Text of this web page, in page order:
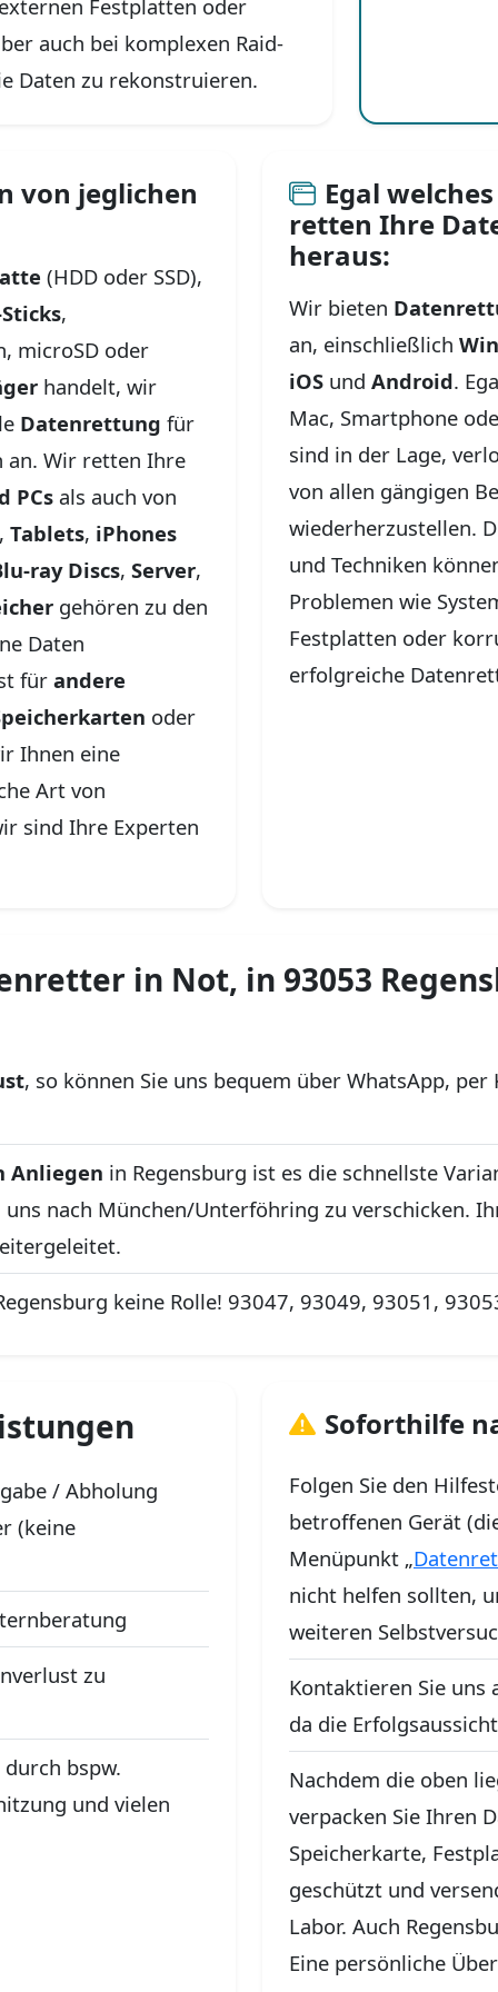
Festplatten oder
auch bei komplexen Raid-
Daten zu rekonstruieren.
von jeglichen
(HDD oder SSD),
,
microSD oder
handelt, wir
Datenrettung für
an. Wir retten Ihre
PCs als auch von
, Tablets, iPhones
ray Discs, Server,
gehören zu den
Daten
für andere
oder
Ihnen eine
Art von
sind Ihre Experten
Egal
retten Ihre
heraus:
Wir bieten
an, einschließlich
iOS und Android.
Mac, Smartphone
sind in der Lage,
von allen gängigen
wiederherzustellen.
und Techniken
Problemen wie
Festplatten oder
erfolgreiche
in Not, in 93053
, so können Sie uns bequem über WhatsApp,
Anliegen in Regensburg ist es die schnellste
uns nach München/Unterföhring zu verschicken.
keine Rolle! 93047, 93049, 93051,
/ Abholung
(keine
zu
bspw.
und vielen
Soforthilfe
Folgen Sie den
betroffenen Gerät
Menüpunkt „
nicht helfen sollten,
weiteren
Kontaktieren Sie uns
da die
Nachdem die oben
verpacken Sie Ihren
Speicherkarte,
geschützt und
Labor. Auch
Eine persönliche